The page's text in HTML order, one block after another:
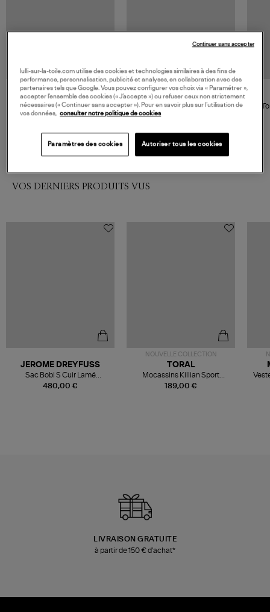
100,00 €
TKEES
Tongs Platform Lily Cocobutter
TKEES
Tongs Square Toe Lily
VOS DERNIERS PRODUITS VUS
480,00 €
JEROME DREYFUSS
Sac Bobi S Cuir Lamé
Champagne
NOUVELLE COLLECTION
189,00 €
TORAL
Mocassins Killian Sport
Mousse
LIVRAISON GRATUITE
à partir de 150 € d'achat*
lulli-sur-la-toile.com utilise des cookies et technologies similaires à des fins de
performance, personnalisation, publicité et analyses, en collaboration avec des
partenaires tels que Google. Vous pouvez configurer vos choix via « Paramétrer »,
accepter l’ensemble des cookies (« J’accepte ») ou refuser ceux non strictement
nécessaires (« Continuer sans accepter »). Pour en savoir plus sur l’utilisation de
vos données,
consulter notre politique de cookies
Paramètres des cookies Autoriser tous les cookies
Continuer sans accepter